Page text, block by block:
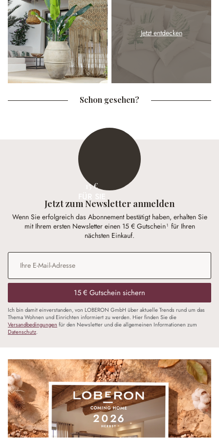
Jetzt entdecken
Schon gesehen?
15 €
Jetzt zum Newsletter anmelden
Wenn Sie erfolgreich das Abonnement bestätigt haben, erhalten Sie
mit Ihrem ersten Newsletter einen 15 € Gutschein¹ für Ihren
nächsten Einkauf.
E-Mail-Adresse*
15 € Gutschein sichern
Ich bin damit einverstanden, von LOBERON GmbH über aktuelle Trends rund um das
Thema Wohnen und Einrichten informiert zu werden. Hier finden Sie die
Versandbedingungen für den Newsletter und die allgemeinen Informationen zum
Datenschutz.